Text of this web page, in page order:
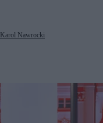
Karol Nawrocki